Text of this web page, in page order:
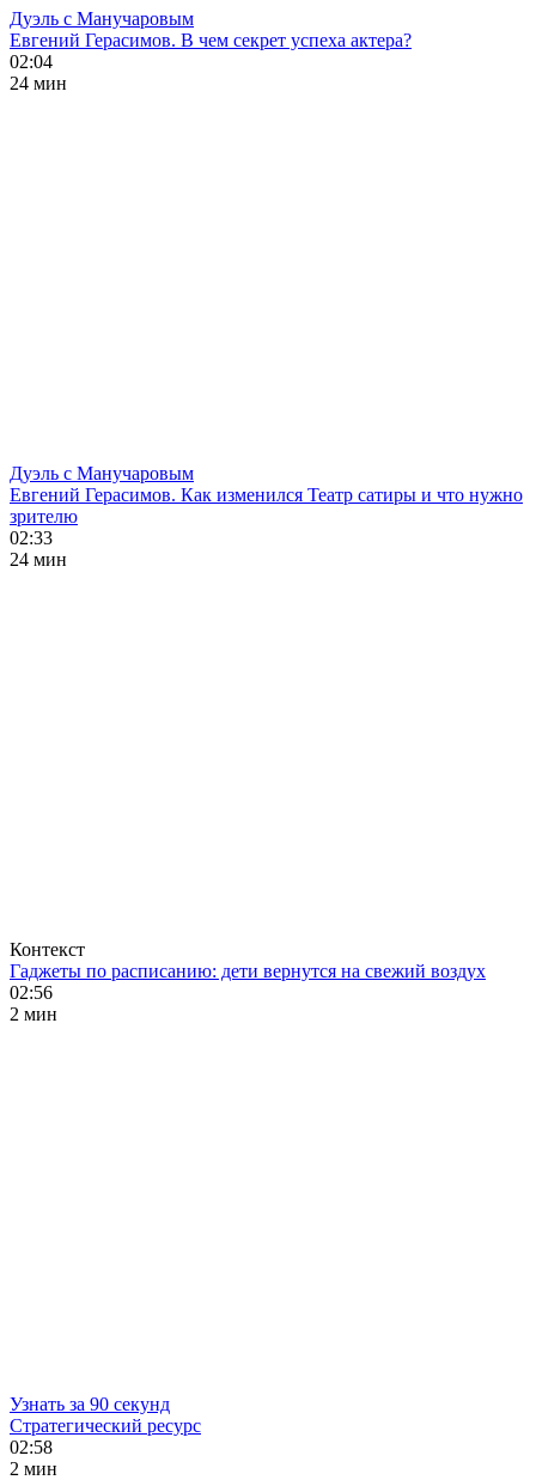
Дуэль с Манучаровым
Евгений Герасимов. В чем секрет успеха актера?
02:04
24 мин
Дуэль с Манучаровым
Евгений Герасимов. Как изменился Театр сатиры и что нужно
зрителю
02:33
24 мин
Контекст
Гаджеты по расписанию: дети вернутся на свежий воздух
02:56
2 мин
Узнать за 90 секунд
Стратегический ресурс
02:58
2 мин